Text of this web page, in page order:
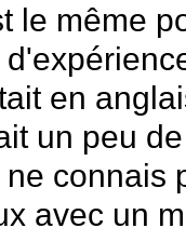
le même
en
un peu
connais
avec un